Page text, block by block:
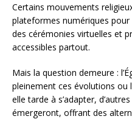
Certains mouvements
plateformes numériques
des cérémonies virtuelles et
accessibles partout.
Mais la question demeure :
pleinement ces évolutions ou
elle tarde à s’adapter,
émergeront, offrant des